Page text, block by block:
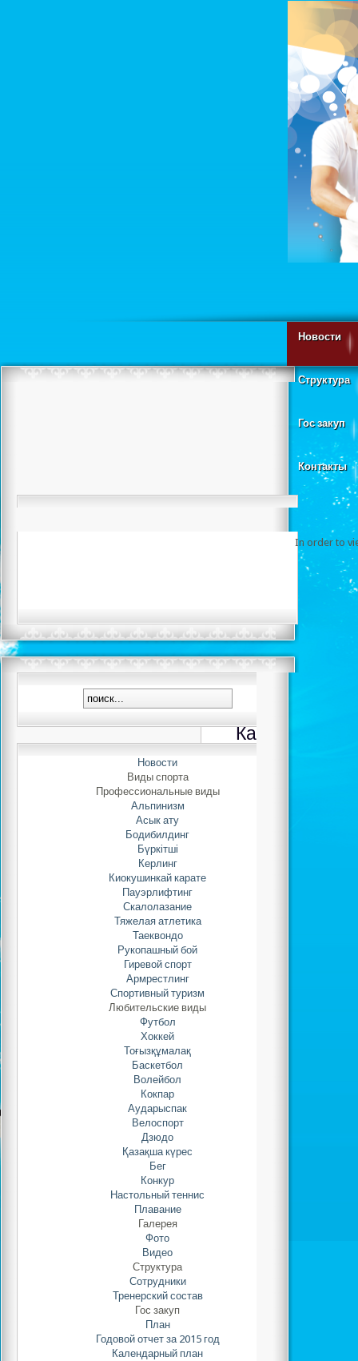
Новости
Структура
Гос закуп
Контакты
In order to
Казахстан по
Новости
Виды спорта
Профессиональные виды
Альпинизм
Асык ату
Бодибилдинг
Бүркітші
Керлинг
Киокушинкай карате
Пауэрлифтинг
Скалолазание
Тяжелая атлетика
Таеквондо
Рукопашный бой
Гиревой спорт
Армрестлинг
Спортивный туризм
Любительские виды
Футбол
Хоккей
Тоғызқұмалақ
Баскетбол
Волейбол
Кокпар
Аударыспак
Велоспорт
Дзюдо
Қазақша күрес
Бег
Конкур
Настольный теннис
Плавание
Галерея
Фото
Видео
Структура
Сотрудники
Тренерский состав
Гос закуп
План
Годовой отчет за 2015 год
Календарный план